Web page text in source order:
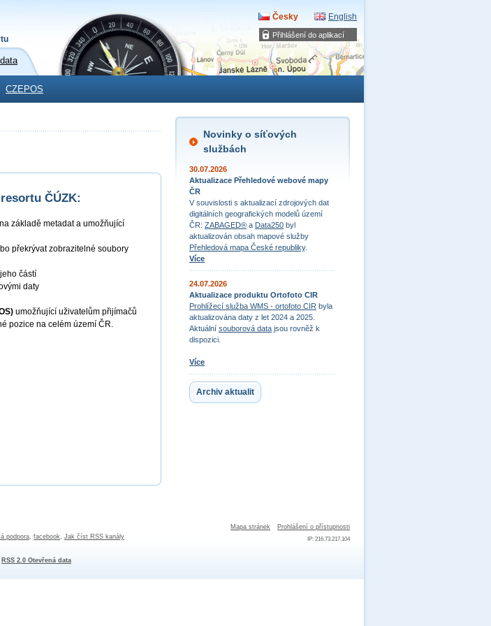
Přihlášení do aplikací
Česky English
CZEPOS
Novinky o síťových
službách
30.07.2026
Aktualizace Přehledové webové mapy
ČR
V souvislosti s aktualizací zdrojových dat
digitálních geografických modelů území
ČR: ZABAGED® a Data250 byl
aktualizován obsah mapové služby
Přehledová mapa České republiky.
Více
24.07.2026
Aktualizace produktu Ortofoto CIR
Prohlížecí služba WMS - ortofoto CIR byla
aktualizována daty z let 2024 a 2025.
Aktuální souborová data jsou rovněž k
dispozici.
Více
Archiv aktualit
ČÚZK:
základě metadat a umožňující
překrývat zobrazitelné soubory
částí
daty
umožňující uživatelům přijímačů
pozice na celém území ČR.
Mapa stránek Prohlášení o přístupnosti
IP: 216.73.217.104
podpora, facebook, Jak číst RSS kanály
RSS 2.0 Otevřená data